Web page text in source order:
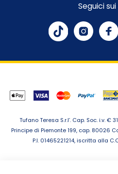
Seguici
Tufano Teresa S.r.l’. Cap. Soc. i.v.
Principe di Piemonte 199, cap. 80026
P.I. 01465221214, iscritta alla